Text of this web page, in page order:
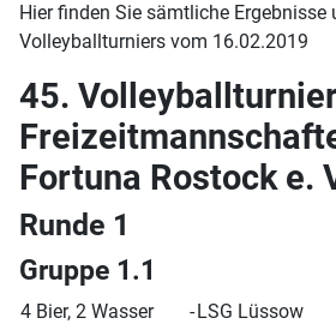
Hier finden Sie sämtliche Ergebnisse
Volleyballturniers vom 16.02.2019
45.
Fortuna Rostock e.
Runde 1
Gruppe 1.1
4 Bier, 2 Wasser -LSG Lüssow